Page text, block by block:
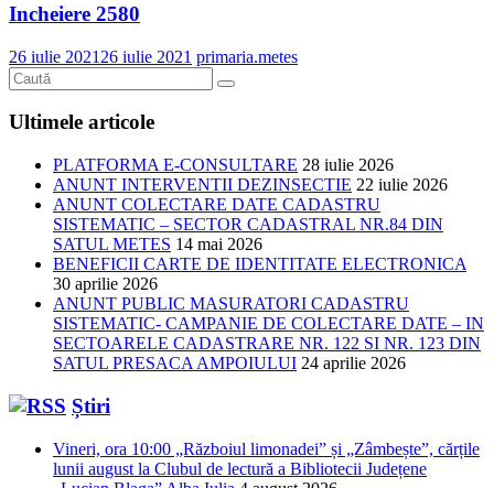
Incheiere 2580
26 iulie 2021 26 iulie 2021 primaria.metes
Ultimele articole
PLATFORMA E-CONSULTARE 28 iulie 2026
ANUNT INTERVENTII DEZINSECTIE 22 iulie 2026
ANUNT COLECTARE DATE CADASTRU
SISTEMATIC – SECTOR CADASTRAL NR.84 DIN
SATUL METES 14 mai 2026
BENEFICII CARTE DE IDENTITATE ELECTRONICA
30 aprilie 2026
ANUNT PUBLIC MASURATORI CADASTRU
SISTEMATIC- CAMPANIE DE COLECTARE DATE – IN
SECTOARELE CADASTRARE NR. 122 SI NR. 123 DIN
SATUL PRESACA AMPOIULUI 24 aprilie 2026
Știri
Vineri, ora 10:00 „Războiul limonadei” și „Zâmbește”, cărțile
lunii august la Clubul de lectură a Bibliotecii Județene